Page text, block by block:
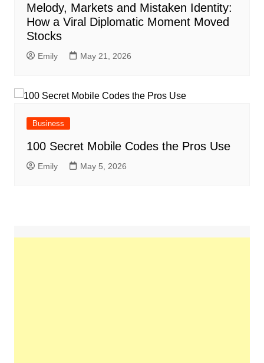
Melody, Markets and Mistaken Identity:
How a Viral Diplomatic Moment Moved
Stocks
Emily May 21, 2026
Business
100 Secret Mobile Codes the Pros Use
Emily May 5, 2026